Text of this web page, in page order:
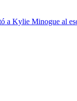
a Kylie Minogue al